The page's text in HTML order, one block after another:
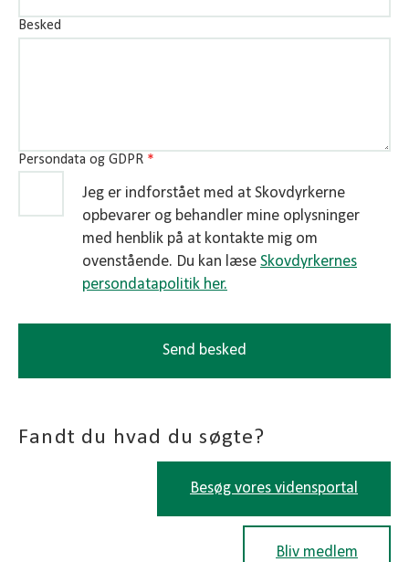
Vi yder højt kvalificeret rådgivning – og vi vil altid
tage udgangspunkt i at sikre den bedste
Besked
Persondata og GDPR *
Jeg er indforstået med at Skovdyrkerne
opbevarer og behandler mine oplysninger
med henblik på at kontakte mig om
ovenstående. Du kan læse Skovdyrkernes
persondatapolitik her.
Send besked
Fandt du hvad du søgte?
Besøg vores vidensportal
Bliv medlem